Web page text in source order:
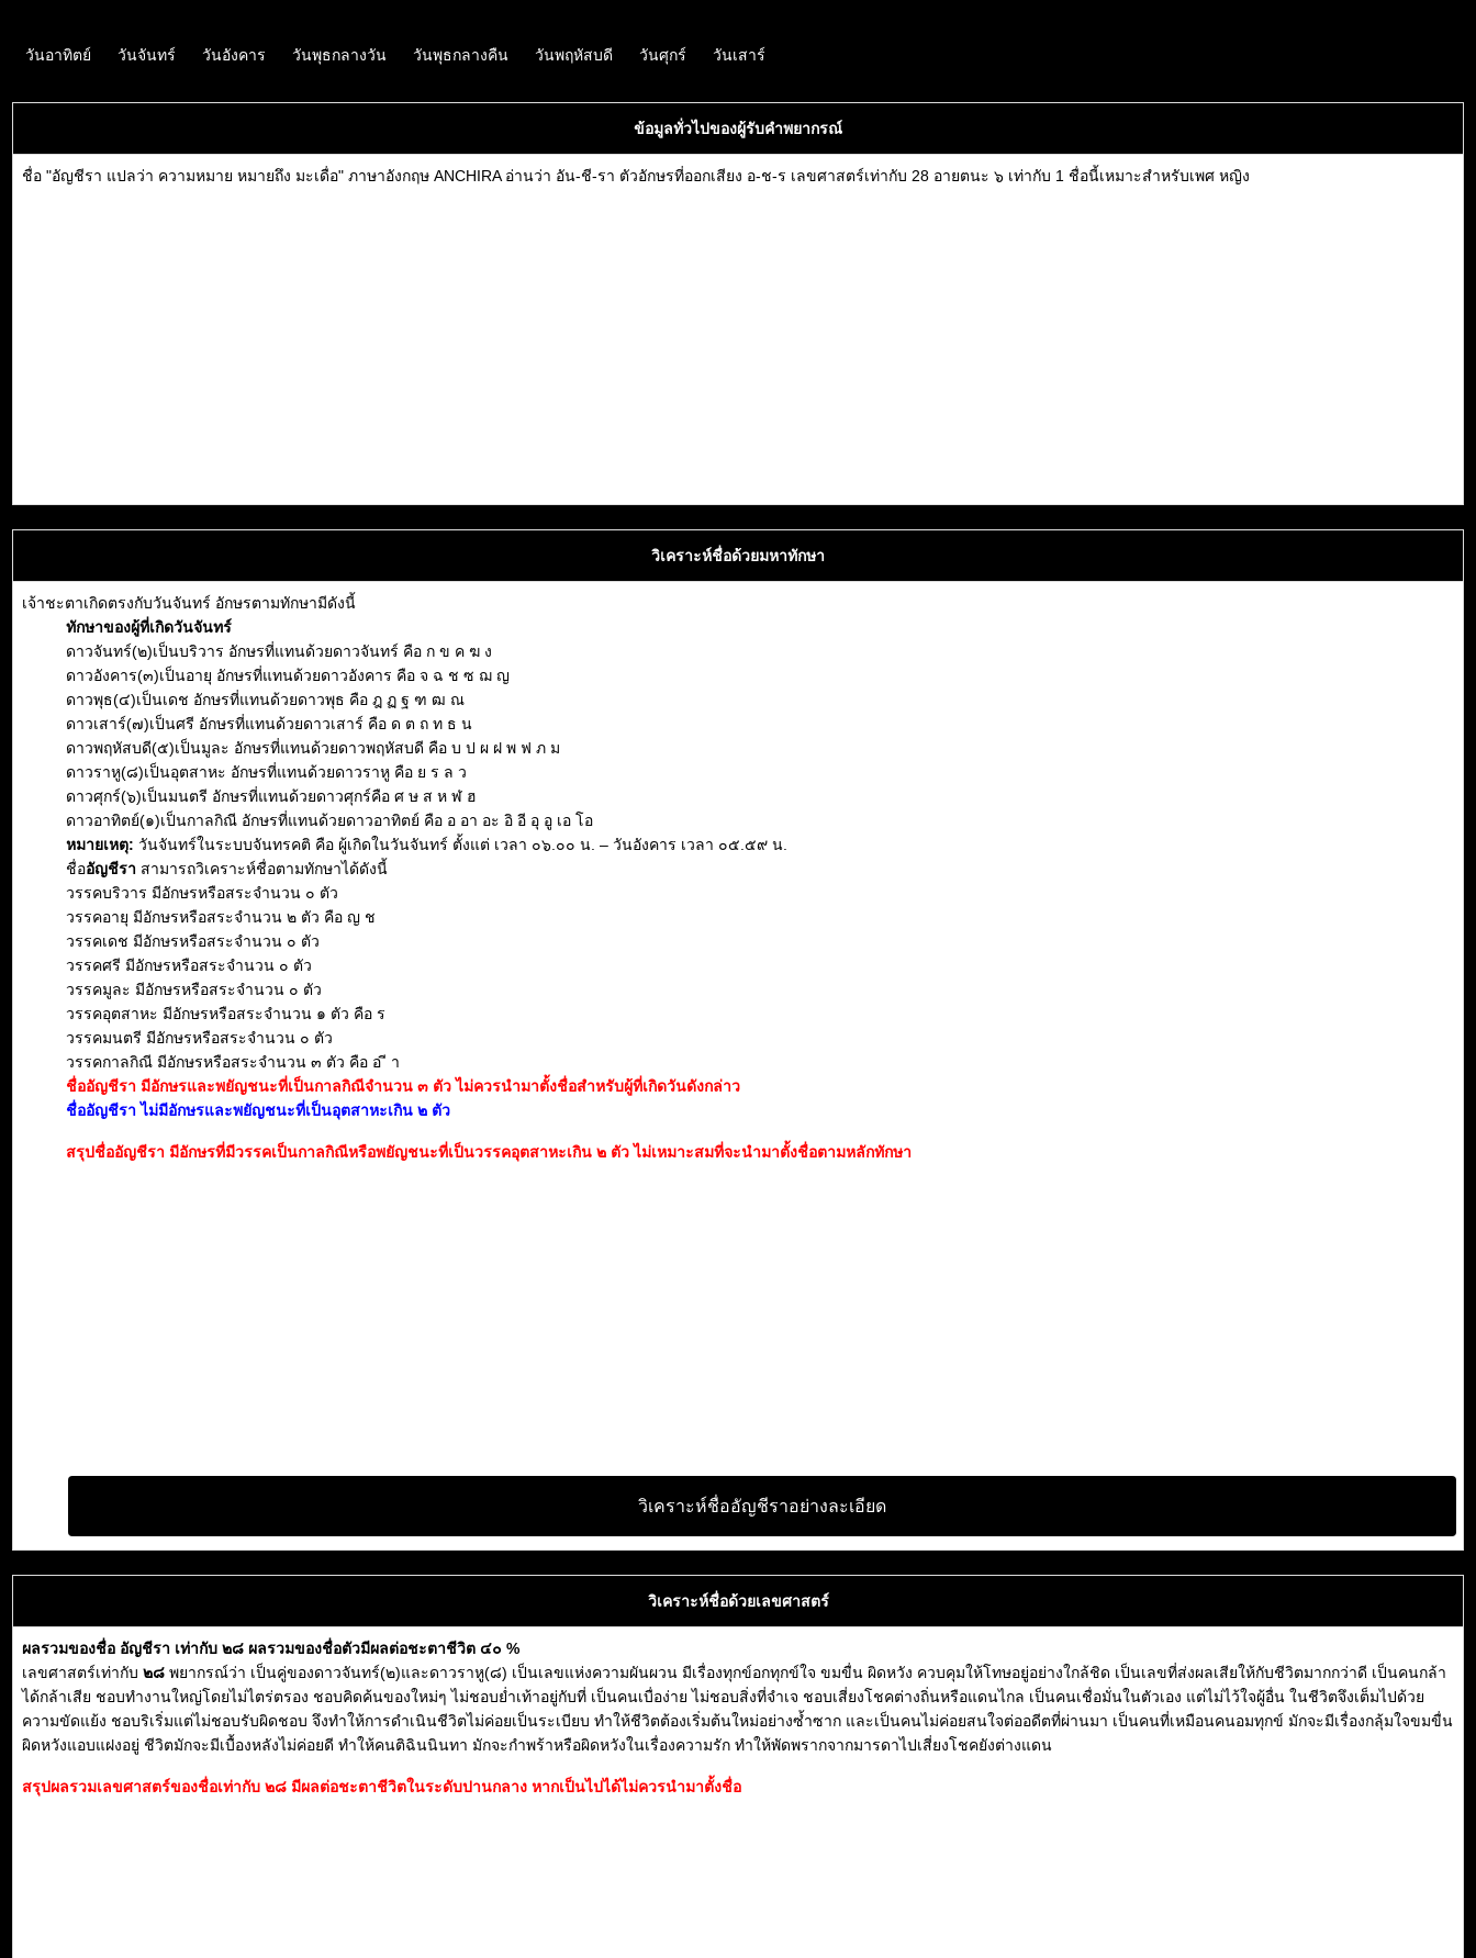
วันอาทิตย์ วันจันทร์ วันอังคาร วันพุธกลางวัน วันพุธกลางคืน วันพฤหัสบดี วันศุกร์ วันเสาร์
ข้อมูลทั่วไปของผู้รับคำพยากรณ์
ชื่อ "อัญชีรา แปลว่า ความหมาย หมายถึง มะเดื่อ" ภาษาอังกฤษ ANCHIRA อ่านว่า อัน-ชี-รา ตัวอักษรที่ออกเสียง อ-ช-ร เลขศาสตร์เท่ากับ 28 อายตนะ ๖ เท่ากับ 1 ชื่อนี้เหมาะสำหรับเพศ หญิง
วิเคราะห์ชื่อด้วยมหาทักษา
เจ้าชะตาเกิดตรงกับวันจันทร์ อักษรตามทักษามีดังนี้
ทักษาของผู้ที่เกิดวันจันทร์
ดาวจันทร์(๒)เป็นบริวาร อักษรที่แทนด้วยดาวจันทร์ คือ ก ข ค ฆ ง
ดาวอังคาร(๓)เป็นอายุ อักษรที่แทนด้วยดาวอังคาร คือ จ ฉ ช ซ ฌ ญ
ดาวพุธ(๔)เป็นเดช อักษรที่แทนด้วยดาวพุธ คือ ฎ ฏ ฐ ฑ ฒ ณ
ดาวเสาร์(๗)เป็นศรี อักษรที่แทนด้วยดาวเสาร์ คือ ด ต ถ ท ธ น
ดาวพฤหัสบดี(๕)เป็นมูละ อักษรที่แทนด้วยดาวพฤหัสบดี คือ บ ป ผ ฝ พ ฟ ภ ม
ดาวราหู(๘)เป็นอุตสาหะ อักษรที่แทนด้วยดาวราหู คือ ย ร ล ว
ดาวศุกร์(๖)เป็นมนตรี อักษรที่แทนด้วยดาวศุกร์คือ ศ ษ ส ห ฬ ฮ
ดาวอาทิตย์(๑)เป็นกาลกิณี อักษรที่แทนด้วยดาวอาทิตย์ คือ อ อา อะ อิ อี อุ อู เอ โอ
หมายเหตุ: วันจันทร์ในระบบจันทรคติ คือ ผู้เกิดในวันจันทร์ ตั้งแต่ เวลา ๐๖.๐๐ น. – วันอังคาร เวลา ๐๕.๕๙ น.
ชื่ออัญชีรา สามารถวิเคราะห์ชื่อตามทักษาได้ดังนี้
วรรคบริวาร มีอักษรหรือสระจำนวน ๐ ตัว
วรรคอายุ มีอักษรหรือสระจำนวน ๒ ตัว คือ ญ ช
วรรคเดช มีอักษรหรือสระจำนวน ๐ ตัว
วรรคศรี มีอักษรหรือสระจำนวน ๐ ตัว
วรรคมูละ มีอักษรหรือสระจำนวน ๐ ตัว
วรรคอุตสาหะ มีอักษรหรือสระจำนวน ๑ ตัว คือ ร
วรรคมนตรี มีอักษรหรือสระจำนวน ๐ ตัว
วรรคกาลกิณี มีอักษรหรือสระจำนวน ๓ ตัว คือ อ ี า
ชื่ออัญชีรา มีอักษรและพยัญชนะที่เป็นกาลกิณีจำนวน ๓ ตัว ไม่ควรนำมาตั้งชื่อสำหรับผู้ที่เกิดวันดังกล่าว
ชื่ออัญชีรา ไม่มีอักษรและพยัญชนะที่เป็นอุตสาหะเกิน ๒ ตัว
สรุปชื่ออัญชีรา มีอักษรที่มีวรรคเป็นกาลกิณีหรือพยัญชนะที่เป็นวรรคอุตสาหะเกิน ๒ ตัว ไม่เหมาะสมที่จะนำมาตั้งชื่อตามหลักทักษา
วิเคราะห์ชื่ออัญชีราอย่างละเอียด
วิเคราะห์ชื่อด้วยเลขศาสตร์
ผลรวมของชื่อ อัญชีรา เท่ากับ ๒๘ ผลรวมของชื่อตัวมีผลต่อชะตาชีวิต ๔๐ %
เลขศาสตร์เท่ากับ ๒๘ พยากรณ์ว่า เป็นคู่ของดาวจันทร์(๒)และดาวราหู(๘) เป็นเลขแห่งความผันผวน มีเรื่องทุกข์อกทุกข์ใจ ขมขื่น ผิดหวัง ควบคุมให้โทษอยู่อย่างใกล้ชิด เป็นเลขที่ส่งผลเสียให้กับชีวิตมากกว่าดี เป็นคนกล้า
ได้กล้าเสีย ชอบทำงานใหญ่โดยไม่ไตร่ตรอง ชอบคิดค้นของใหม่ๆ ไม่ชอบย่ำเท้าอยู่กับที่ เป็นคนเบื่อง่าย ไม่ชอบสิ่งที่จำเจ ชอบเสี่ยงโชคต่างถิ่นหรือแดนไกล เป็นคนเชื่อมั่นในตัวเอง แต่ไม่ไว้ใจผู้อื่น ในชีวิตจึงเต็มไปด้วย
ความขัดแย้ง ชอบริเริ่มแต่ไม่ชอบรับผิดชอบ จึงทำให้การดำเนินชีวิตไม่ค่อยเป็นระเบียบ ทำให้ชีวิตต้องเริ่มต้นใหม่อย่างซ้ำซาก และเป็นคนไม่ค่อยสนใจต่ออดีตที่ผ่านมา เป็นคนที่เหมือนคนอมทุกข์ มักจะมีเรื่องกลุ้มใจขมขื่น
ผิดหวังแอบแฝงอยู่ ชีวิตมักจะมีเบื้องหลังไม่ค่อยดี ทำให้คนติฉินนินทา มักจะกำพร้าหรือผิดหวังในเรื่องความรัก ทำให้พัดพรากจากมารดาไปเสี่ยงโชคยังต่างแดน
สรุปผลรวมเลขศาสตร์ของชื่อเท่ากับ ๒๘ มีผลต่อชะตาชีวิตในระดับปานกลาง หากเป็นไปได้ไม่ควรนำมาตั้งชื่อ